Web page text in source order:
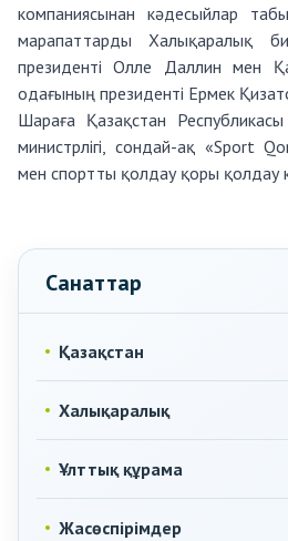
компаниясынан кәдесыйлар
марапаттарды Халықаралық
президенті Олле Даллин мен
одағының президенті Ермек
Шараға Қазақстан
министрлігі, сондай-ақ «Sport
мен спортты қолдау қоры қолдау
Санаттар
Қазақстан
Халықаралық
Ұлттық құрама
Жасөспірімдер